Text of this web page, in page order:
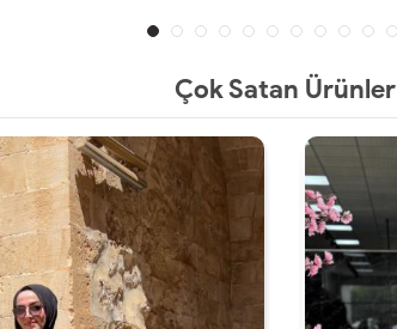
Çok Satan Ürünler